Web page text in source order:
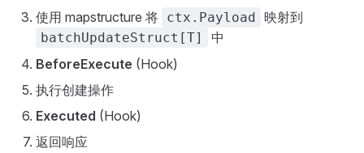
使用 mapstructure 将 ctx.Payload 映射到
batchUpdateStruct[T]
中
BeforeExecute (Hook)
执行创建操作
Executed (Hook)
返回响应